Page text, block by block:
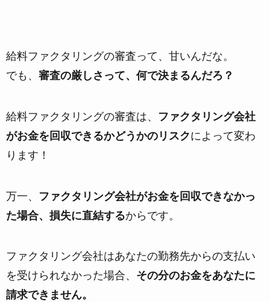
給料ファクタリングの審査って、甘いんだな。
でも、 審査の厳しさって、何で決まるんだろ？
給料ファクタリングの審査は、 ファクタリング会社
がお金を回収できるかどうかのリスクによって変わ
ります！
万一、 ファクタリング会社がお金を回収できなかっ
た場合、損失に直結するからです。
ファクタリング会社はあなたの勤務先からの支払い
を受けられなかった場合、 その分のお金をあなたに
請求できません。